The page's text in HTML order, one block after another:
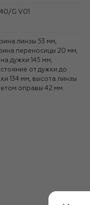
G V01
переносицы 20 мм,
дужки 145 мм,
от дужки до
134 мм, высота линзы
оправы 42 мм.